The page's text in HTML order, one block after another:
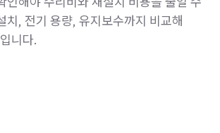
치, 전기 용량, 유지보수까지 비교해
니다.